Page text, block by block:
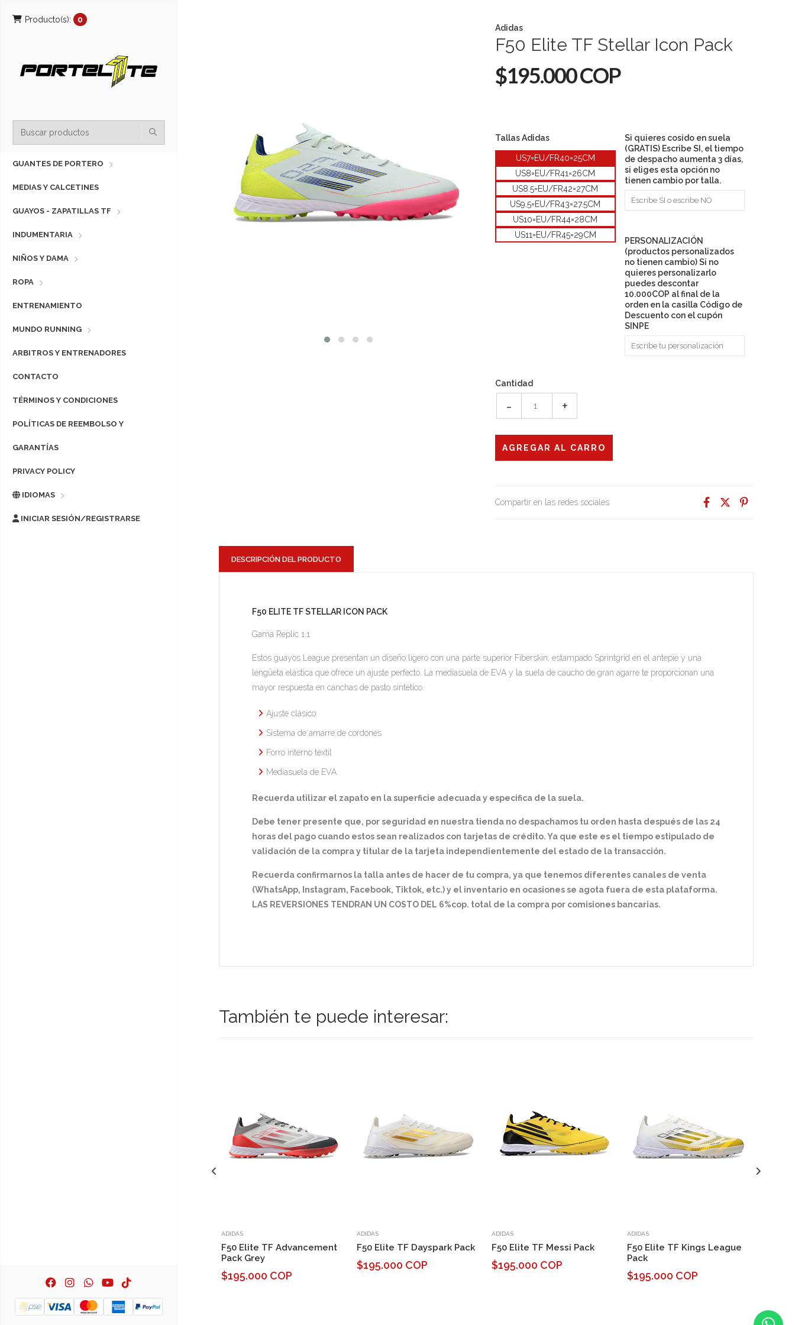
Producto(s): 0
GUANTES DE PORTERO
MEDIAS Y CALCETINES
GUAYOS - ZAPATILLAS TF
INDUMENTARIA
NIÑOS Y DAMA
ROPA
ENTRENAMIENTO
MUNDO RUNNING
ARBITROS Y ENTRENADORES
CONTACTO
TÉRMINOS Y CONDICIONES
POLÍTICAS DE REEMBOLSO Y
GARANTÍAS
PRIVACY POLICY
IDIOMAS
INICIAR SESIÓN/REGISTRARSE
Adidas
F50 Elite TF Stellar Icon Pack
$195.000 COP
Tallas Adidas
US7=EU/FR40=25CM
US8=EU/FR41=26CM
US8.5=EU/FR42=27CM
US9.5=EU/FR43=27.5CM
US10=EU/FR44=28CM
US11=EU/FR45=29CM
Si quieres cosido en suela
(GRATIS) Escribe SI, el tiempo
de despacho aumenta 3 días,
si eliges esta opción no
tienen cambio por talla.
PERSONALIZACIÓN
(productos personalizados
no tienen cambio) Si no
quieres personalizarlo
puedes descontar
10.000COP al final de la
orden en la casilla Código de
Descuento con el cupón
SINPE
Cantidad
- +
Compartir en las redes sociales
DESCRIPCIÓN DEL PRODUCTO
F50 ELITE TF STELLAR ICON PACK
Gama Replic 1.1
Estos guayos League presentan un diseño ligero con una parte superior Fiberskin, estampado Sprintgrid en el antepié y una
lengüeta elástica que ofrece un ajuste perfecto. La mediasuela de EVA y la suela de caucho de gran agarre te proporcionan una
mayor respuesta en canchas de pasto sintético.
Ajuste clásico
Sistema de amarre de cordones
Forro interno textil
Mediasuela de EVA
Recuerda utilizar el zapato en la superficie adecuada y especifica de la suela.
Debe tener presente que, por seguridad en nuestra tienda no despachamos tu orden hasta después de las 24
horas del pago cuando estos sean realizados con tarjetas de crédito. Ya que este es el tiempo estipulado de
validación de la compra y titular de la tarjeta independientemente del estado de la transacción.
Recuerda confirmarnos la talla antes de hacer de tu compra, ya que tenemos diferentes canales de venta
(WhatsApp, Instagram, Facebook, Tiktok, etc.) y el inventario en ocasiones se agota fuera de esta plataforma.
LAS REVERSIONES TENDRAN UN COSTO DEL 6%cop. total de la compra por comisiones bancarias.
También te puede interesar:
ADIDAS
F50 Elite TF Advancement
Pack Grey
$195.000 COP
ADIDAS
F50 Elite TF Dayspark Pack
$195.000 COP
ADIDAS
F50 Elite TF Messi Pack
$195.000 COP
ADIDAS
F50 Elite TF Kings League
Pack
$195.000 COP